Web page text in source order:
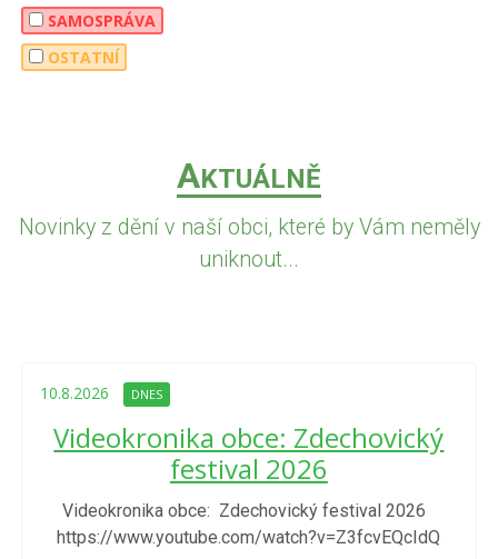
SAMOSPRÁVA
OSTATNÍ
AKTUÁLNĚ
Novinky z dění v naší obci, které by Vám neměly
uniknout...
10.8.2026 DNES
Videokronika obce: Zdechovický
festival 2026
Videokronika obce: Zdechovický festival 2026
https://www.youtube.com/watch?v=Z3fcvEQcIdQ